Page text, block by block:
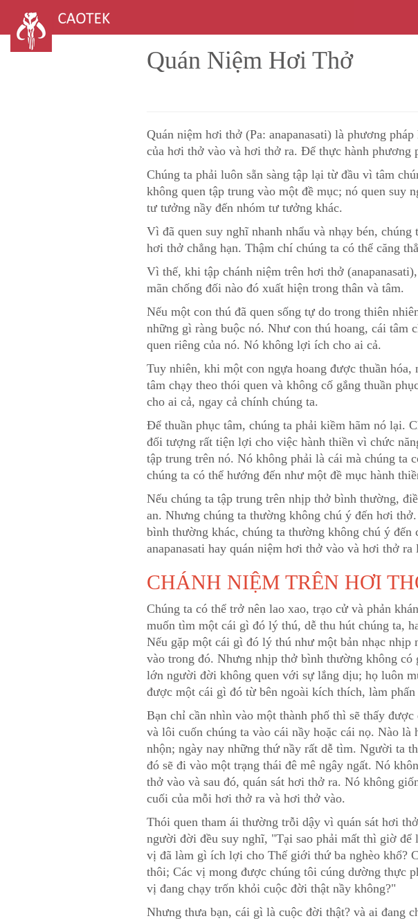
Quán Niệm Hơi Thở
Quán niệm hơi thở (Pa: anapanasati) là phương
của hơi thở vào và hơi thở ra. Để thực hành phương
Chúng ta phải luôn sẵn sàng tập lại từ đầu vì tâm
không quen tập trung vào một đề mục; nó quen
tư tưởng nầy đến nhóm tư tưởng khác.
Vì đã quen suy nghĩ nhanh nhẩu và nhạy bén,
hơi thở chẳng hạn. Thậm chí chúng ta có thể căng
Vì thế, khi tập chánh niệm trên hơi thở
mãn chống đối nào đó xuất hiện trong thân và tâm.
Nếu một con thú đã quen sống tự do trong thiên
những gì ràng buộc nó. Như con thú hoang, cái tâm
quen riêng của nó. Nó không lợi ích cho ai cả.
Tuy nhiên, khi một con ngựa hoang được thuần
tâm chạy theo thói quen và không cố gắng thuần
cho ai cả, ngay cả chính chúng ta.
Để thuần phục tâm, chúng ta phải kiềm hãm nó lại.
đối tượng rất tiện lợi cho việc hành thiền vì chức
tập trung trên nó. Nó không phải là cái mà chúng ta
chúng ta có thể hướng đến như một đề mục hành
Nếu chúng ta tập trung trên nhịp thở bình thường,
an. Nhưng chúng ta thường không chú ý đến hơi
bình thường khác, chúng ta thường không chú ý
anapanasati hay quán niệm hơi thở vào và hơi thở
CHÁNH NIỆM TRÊN HƠI
Chúng ta có thể trở nên lao xao, trạo cử và phản
muốn tìm một cái gì đó lý thú, dễ thu hút chúng ta,
Nếu gặp một cái gì đó lý thú như một bản nhạc nhịp
vào trong đó. Nhưng nhịp thở bình thường không
lớn người đời không quen với sự lắng dịu; họ luôn
được một cái gì đó từ bên ngoài kích thích, làm phấn
Bạn chỉ cần nhìn vào một thành phố thì sẽ thấy
và lôi cuốn chúng ta vào cái nầy hoặc cái nọ. Nào
nhộn; ngày nay những thứ nầy rất dễ tìm. Người ta
đó sẽ đi vào một trạng thái đê mê ngây ngất. Nó
thở vào và sau đó, quán sát hơi thở ra. Nó không
cuối của mỗi hơi thở ra và hơi thở vào.
Thói quen tham ái thường trỗi dậy vì quán sát hơi
người đời đều suy nghĩ, "Tại sao phải mất thì giờ
vị đã làm gì ích lợi cho Thế giới thứ ba nghèo khổ?
thôi; Các vị mong được chúng tôi cúng dường thực
vị đang chạy trốn khỏi cuộc đời thật nầy không?"
Nhưng thưa bạn, cái gì là cuộc đời thật? và ai đang